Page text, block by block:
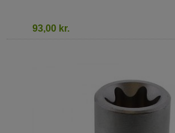
93,00 kr.